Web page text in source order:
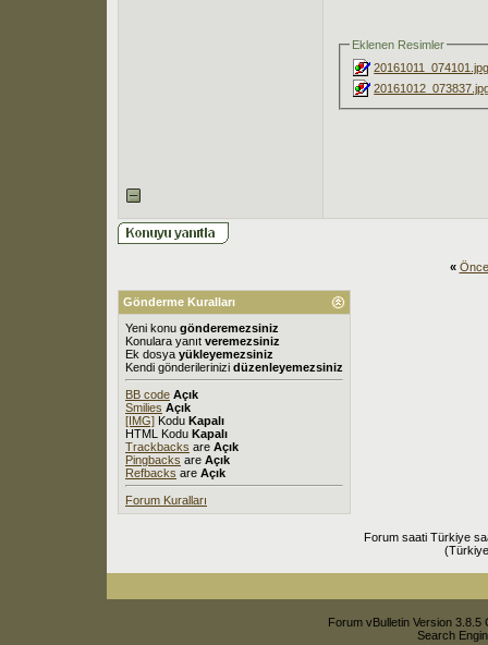
Eklenen Resimler
«
Gönderme Kuralları
Yeni konu gönderemezsiniz
Konulara yanıt veremezsiniz
Ek dosya yükleyemezsiniz
Kendi gönderilerinizi düzenleyemezsiniz
BB code Açık
Smilies Açık
[IMG] Kodu Kapalı
HTML Kodu Kapalı
Trackbacks are Açık
Pingbacks are Açık
Refbacks are Açık
Forum Kuralları
Forum saati Türkiye
Forum vBulletin Version
Search